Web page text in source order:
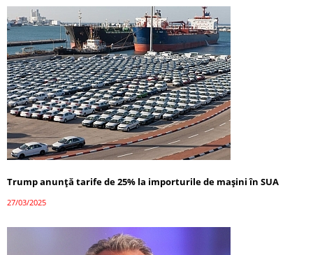
Trump anunță tarife de 25% la importurile de mașini în SUA
27/03/2025